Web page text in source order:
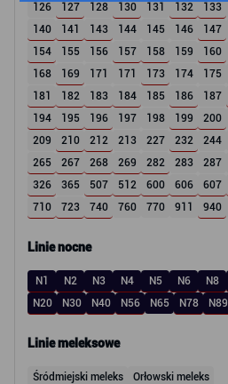
126
127 128 130 131 132 133
140
141 143 144 145 146 147
154
155 156 157 158 159 160
168
169 171 171 173 174 175
181
182 183 184 185 186 187
194
195 196 197 198 199 200
209
210 212 213 227 232 244
265
267 268 269 282 283 287
326
365 507 512 600 606 607
710
723 740 760 770 911 940
Linie nocne
N1 N2 N3 N4 N5 N6 N8
N20
N30 N40 N56 N65 N78 N89
Linie meleksowe
Śródmiejski meleks Orłowski meleks